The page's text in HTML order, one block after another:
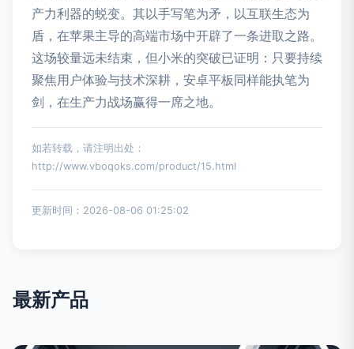
产力利器的蜕变。其以手写笔为矛，以互联生态为
盾，在苹果主导的高端市场中开辟了一条进取之路。
这场较量远未结束，但小米的突破已证明：只要持续
聚焦用户体验与技术深耕，安卓平板同样能执笔为
剑，在生产力战场赢得一席之地。
如若转载，请注明出处：
http://www.vboqoks.com/product/15.html
更新时间：2026-08-06 01:25:02
最新产品